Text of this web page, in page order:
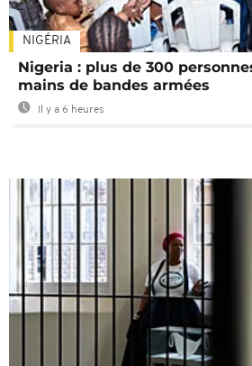
NIGÉRIA
Nigeria : plus de 300
mains de bandes armées
Il y a 6 heures